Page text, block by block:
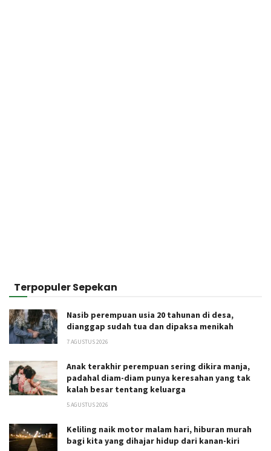
Terpopuler Sepekan
Nasib perempuan usia 20 tahunan di desa,
dianggap sudah tua dan dipaksa menikah
7 AGUSTUS 2026
Anak terakhir perempuan sering dikira manja,
padahal diam-diam punya keresahan yang tak
kalah besar tentang keluarga
5 AGUSTUS 2026
Keliling naik motor malam hari, hiburan murah
bagi kita yang dihajar hidup dari kanan-kiri